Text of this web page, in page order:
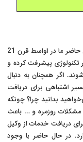
اجازه دهید کمی با هم روراست باشیم. در حال حاضر ما در اواسط قرن 21
تکنولوژی پیشرفت کرده و
اگر همچنان به دنبال
اشتباهی برای دریافت
بدانید چرا؟ چونکه
مشکلات روزمره و ... باعث
دریافت خدمات از وکیل
در حال حاضر با وجود